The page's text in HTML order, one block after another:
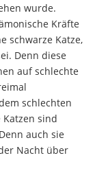
wurde.
Kräfte
schwarze Katze,
Denn diese
auf schlechte
schlechten
sind
auch sie
Nacht über